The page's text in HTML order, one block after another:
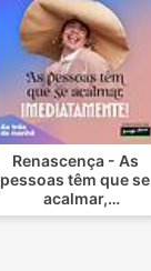
Renascença - As
pessoas têm que se
acalmar,
imediatamente!